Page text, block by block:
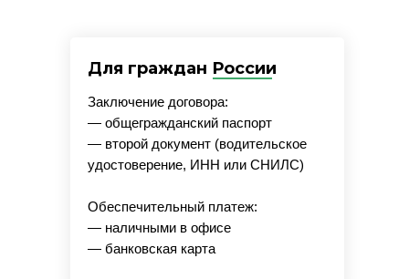
Для граждан России
Заключение договора:
— общегражданский паспорт
— второй документ (водительское
удостоверение, ИНН или СНИЛС)
Обеспечительный платеж:
— наличными в офисе
— банковская карта